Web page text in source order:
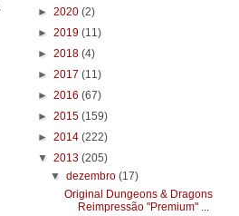
► 2020 (2)
► 2019 (11)
► 2018 (4)
► 2017 (11)
► 2016 (67)
► 2015 (159)
► 2014 (222)
▼ 2013 (205)
▼dezembro(17)
Original Dungeons & Dragons
Reimpressão "Premium" ...